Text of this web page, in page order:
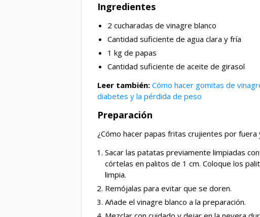
Ingredientes
2 cucharadas de vinagre blanco
Cantidad suficiente de agua clara y fría
1 kg de papas
Cantidad suficiente de aceite de girasol
Leer también: Cómo hacer gomitas de
diabetes y la pérdida de peso
Preparación
¿Cómo hacer papas fritas crujientes por
Sacar las patatas previamente limpiadas
córtelas en palitos de 1 cm. Coloque los
limpia.
Remójalas para evitar que se doren.
Añade el vinagre blanco a la preparación.